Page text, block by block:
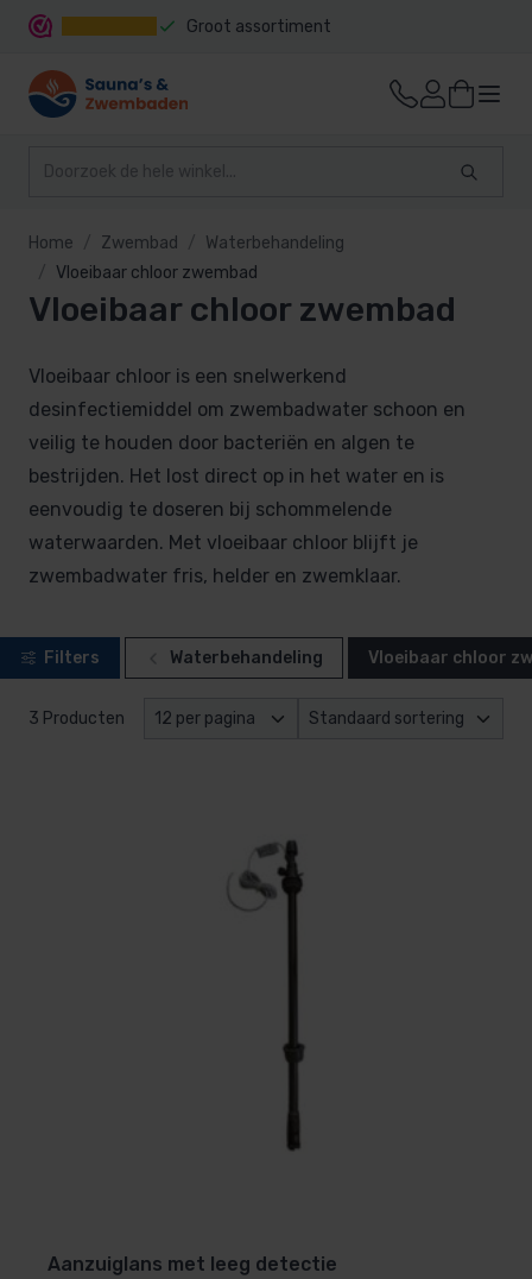
Groot assortiment
Home Zwembad
Waterbehandeling
Vloeibaar chloor zwembad
Vloeibaar chloor zwembad
Vloeibaar chloor is een snelwerkend
desinfectiemiddel om zwembadwater schoon en
veilig te houden door bacteriën en algen te
bestrijden. Het lost direct op in het water en is
eenvoudig te doseren bij schommelende
waterwaarden. Met vloeibaar chloor blijft je
zwembadwater fris, helder en zwemklaar.
Filters Waterbehandeling Vloeibaar chloor
3 Producten
Aanzuiglans met leeg detectie